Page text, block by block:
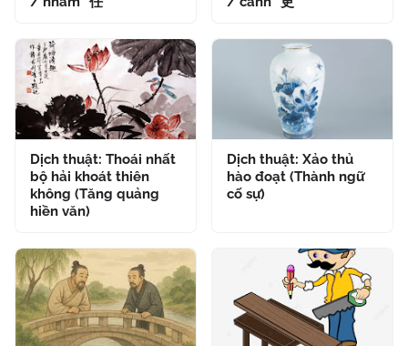
Dịch thuật: Thoái nhất
bộ hải khoát thiên
không (Tăng quảng
hiền văn)
Dịch thuật: Xảo thủ
hào đoạt (Thành ngữ
cố sự)